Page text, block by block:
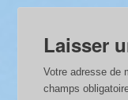
Laisser
Votre adresse de
champs